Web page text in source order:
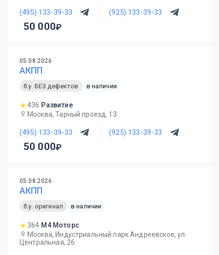
(495) 133-39-33 (925) 133-39-33
50 000
05.08.2026
АКПП
б.у. БЕЗ дефектов в наличии
436 Развитие
Москва, Тарный проезд, 13
(495) 133-39-33 (925) 133-39-33
50 000
05.08.2026
АКПП
б.у. оригинал в наличии
364 М4 Моторс
Москва, Индустриальный парк Андреевское, ул.
Центральная, 26